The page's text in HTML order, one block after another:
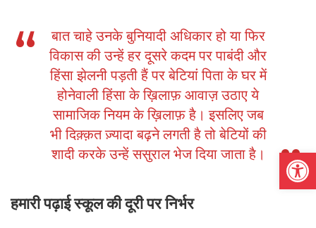
बात चाहे उनके बुनियादी अधिकार हो या फिर
विकास की उन्हें हर दूसरे कदम पर पाबंदी और
हिंसा झेलनी पड़ती हैं पर बेटियां पिता के घर में
होनेवाली हिंसा के ख़िलाफ़ आवाज़ उठाए ये
सामाजिक नियम के ख़िलाफ़ है। इसलिए जब
भी दिक़्क़त ज़्यादा बढ़ने लगती है तो बेटियों की
शादी करके उन्हें ससुराल भेज दिया जाता है।
हमारी पढ़ाई स्कूल की दूरी पर निर्भर